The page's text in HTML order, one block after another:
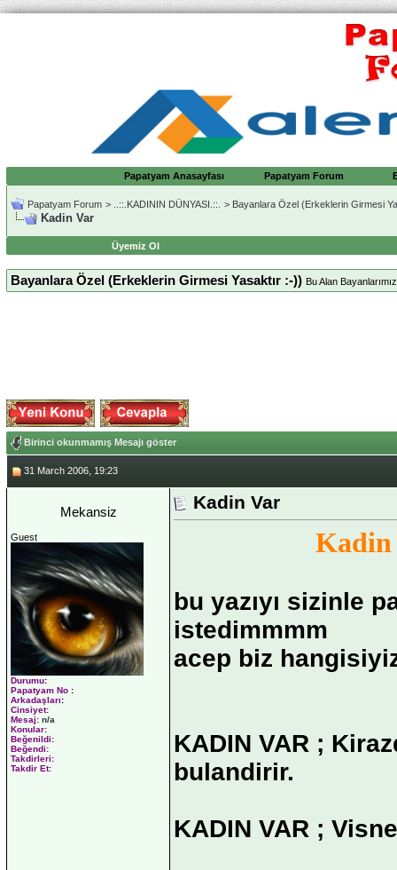
Papatyam Anasayfası Papatyam Forum
Papatyam Forum > ..::.KADININ DÜNYASI.::. > Bayanlara Özel (Erkeklerin Girmesi
Kadin Var
Üyemiz Ol
Bayanlara Özel (Erkeklerin Girmesi Yasaktır :-)) Bu Alan
Birinci okunmamış Mesajı göster
31 March 2006, 19:23
Mekansiz
Guest
Durumu:
Papatyam No :
Arkadaşları:
Cinsiyet:
Mesaj: n/a
Konular:
Beğenildi:
Beğendi:
Takdirleri:
Takdir Et:
Kadin Var
Kadin
bu yazıyı sizinle
istedimmmm
acep biz
KADIN VAR ;
bulandirir.
KADIN VAR ;